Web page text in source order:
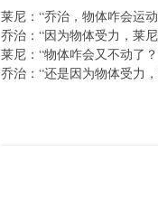
莱尼：“乔治，物体咋会运
乔治：“因为物体受力，莱
莱尼：“物体咋会又不动了
乔治：“还是因为物体受力